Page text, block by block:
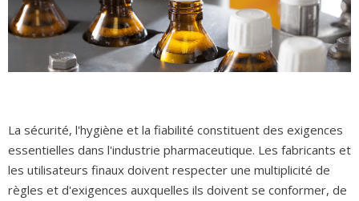
La sécurité, l'hygiène et la fiabilité constituent des exigences
essentielles dans l'industrie pharmaceutique. Les fabricants et
les utilisateurs finaux doivent respecter une multiplicité de
règles et d'exigences auxquelles ils doivent se conformer, de